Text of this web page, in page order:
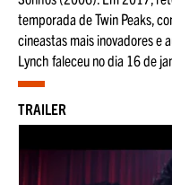
temporada de Twin Peaks,
cineastas mais inovadores e
Lynch faleceu no dia 16 de
TRAILER